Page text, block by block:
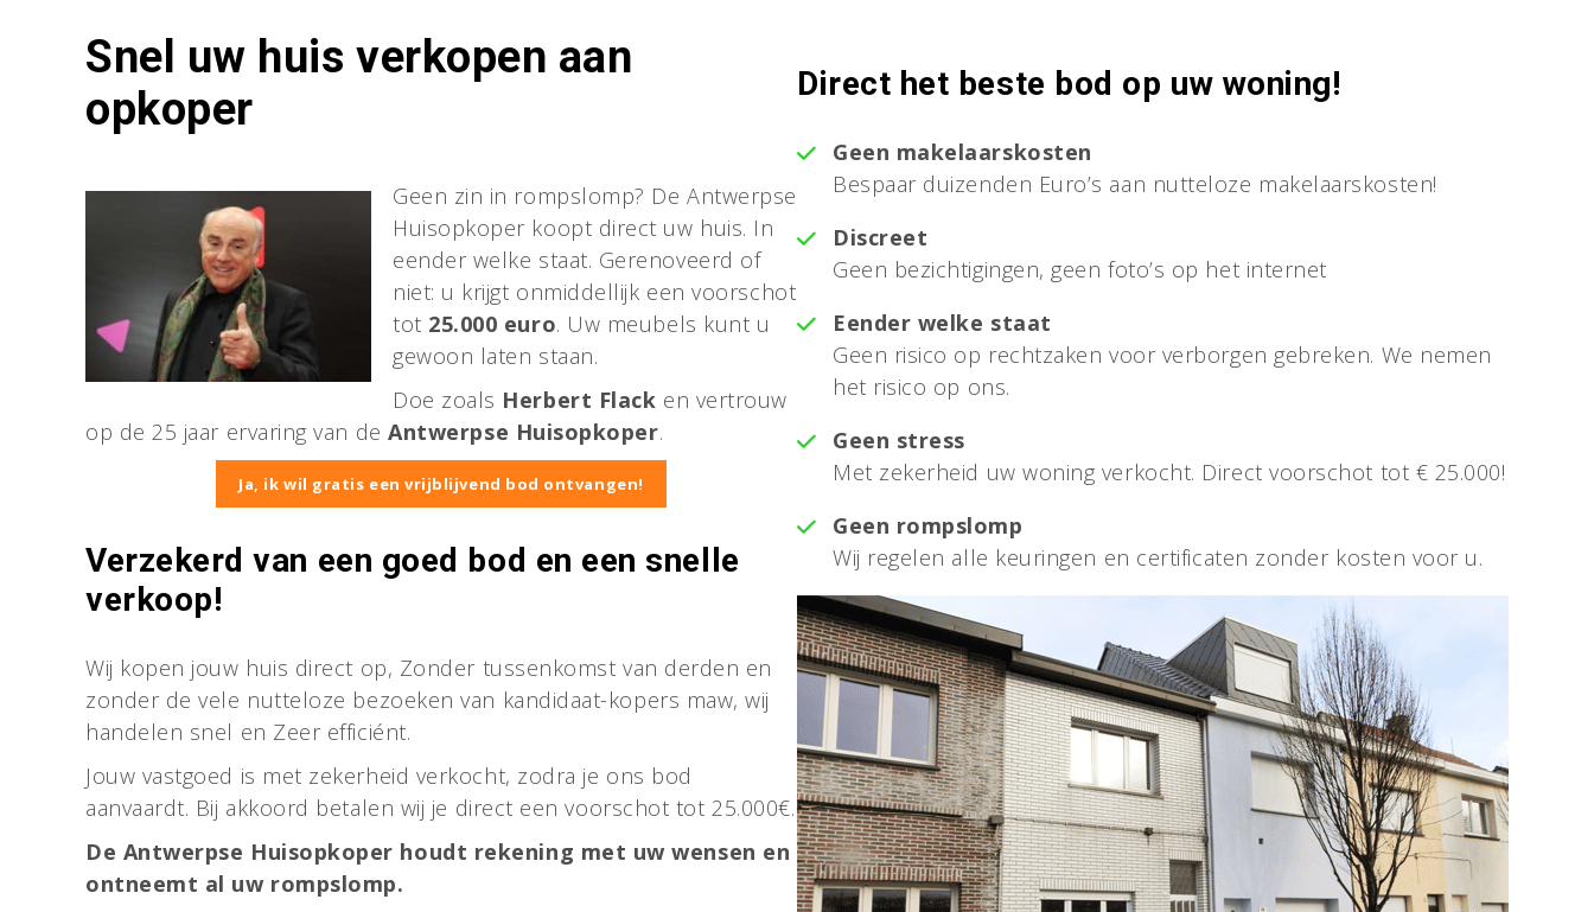
Snel uw huis verkopen aan
opkoper
Geen zin in rompslomp? De Antwerpse
Huisopkoper koopt direct uw huis. In
eender welke staat. Gerenoveerd of
niet: u krijgt onmiddellijk een voorschot
tot 25.000 euro. Uw meubels kunt u
gewoon laten staan.
Doe zoals Herbert Flack en vertrouw
op de 25 jaar ervaring van deAntwerpse Huisopkoper.
Ja, ik wil gratis een vrijblijvend bod ontvangen!
Verzekerd van een goed bod en een snelle
verkoop!
Wij kopen jouw huis direct op, Zonder tussenkomst van derden en
zonder de vele nutteloze bezoeken van kandidaat-kopers maw, wij
handelen snel en Zeer efficiént.
Jouw vastgoed is met zekerheid verkocht, zodra je ons bod
aanvaardt. Bij akkoord betalen wij je direct een voorschot tot 25.000€.
De Antwerpse Huisopkoper houdt rekening met uw wensen en
ontneemt al uw rompslomp.
Direct het beste bod op uw woning!
Geen makelaarskosten
Bespaar duizenden Euro’s aan nutteloze makelaarskosten!
Discreet
Geen bezichtigingen, geen foto’s op het internet
Eender welke staat
Geen risico op rechtzaken voor verborgen gebreken. We nemen
het risico op ons.
Geen stress
Met zekerheid uw woning verkocht. Direct voorschot tot € 25.000!
Geen rompslomp
Wij regelen alle keuringen en certificaten zonder kosten voor u.